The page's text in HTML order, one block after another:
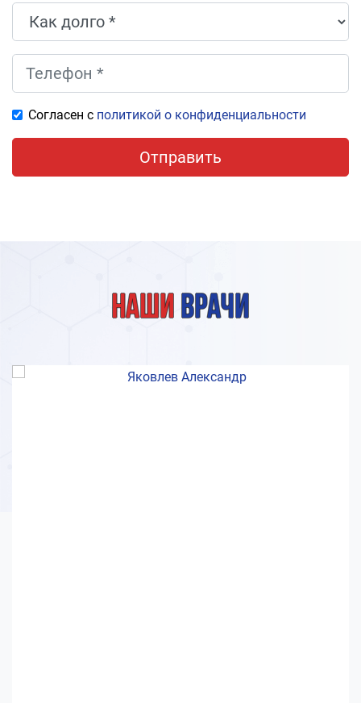
Согласен с политикой о конфиденциальности
Отправить
Наши врачи